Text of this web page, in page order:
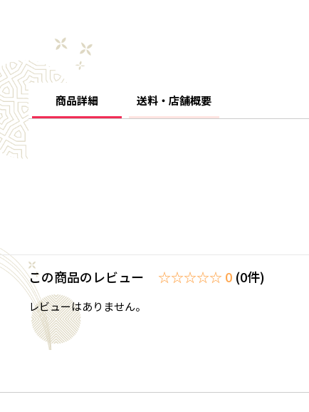
商品詳細 送料・店舗概要
この商品のレビュー ☆☆☆☆☆ 0 (0件)
レビューはありません。